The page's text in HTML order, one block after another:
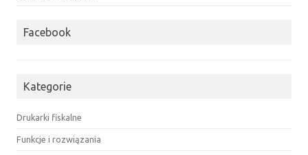
Facebook
Kategorie
Drukarki fiskalne
Funkcje i rozwiązania